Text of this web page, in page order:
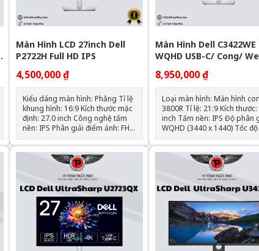
Màn Hình LCD 27inch Dell
P2722H Full HD IPS
4,500,000 ₫
Kiểu dáng màn hình: Phẳng Tỉ lệ
khung hình: 16:9 Kích thước mặc
định: 27.0 inch Công nghệ tấm
nền: IPS Phân giải điểm ảnh: FHD
- 1920 x 1080 Độ sáng hiển thị:
250 Nits cd/m2 Tần số quét
màn: 50 Hz - 60 Hz (Hertz) Thời
gian đáp ứng: 5 ms (tối thiểu) - 8
ms (trung bình) Chỉ số màu sắc:
16.8 triệu màu - sRGB 99% - 8
bits Hỗ trợ tiêu chuẩn: VESA (100
mm x 100 mm) Cổng cắm kết nối:
1xDisplayPort, 1xHDMI, 1xVGA,
1xSuperSpeed USB 5Gbps
upstream, 4xSuperSpeed USB
5Gbps downstream
Màn Hình Dell C3422WE
WQHD USB-C/ Cong/
Loa (34Inch/ UWQHD
(3440x1440)/ 60HZ/ IPS)
8,950,000 ₫
Loại màn hình: Màn hình
3800R Tỉ lệ: 21:9 Kích thước: 34
inch Tấm nền: IPS Độ phân giải:
WQHD (3440 x 1440) Tốc độ làm
mới: 60Hz Thời gian đáp ứng: 5
ms (Fast) - (gray to gray), 8
(normal) Tích hợp : Webcam +
mic, loa 5W Cổng kết nối: 1x DP
1.2 (HDCP2.2), 1c HDMI 2.0
USB-C xuất hình (PD lên đến
nguồn, Cáp DisplayPort